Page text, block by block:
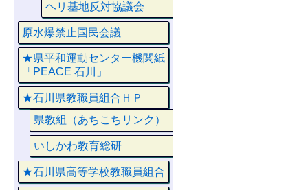
ヘリ基地反対協議会
原水爆禁止国民会議
★県平和運動センター機関紙
「PEACE 石川」
★石川県教職員組合ＨＰ
県教組（あちこちリンク）
いしかわ教育総研
★石川県高等学校教職員組合